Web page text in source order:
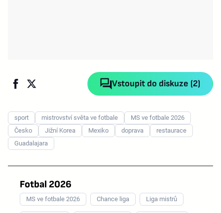
Vstoupit do diskuze (2)
sport mistrovství světa ve fotbale
MS ve fotbale 2026
Česko
Jižní Korea Mexiko doprava
restaurace
Guadalajara
Fotbal 2026
MS ve fotbale 2026 Chance liga Liga mistrů